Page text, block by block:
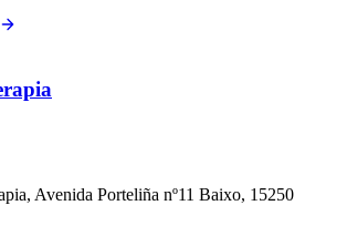
Avenida Porteliña nº11 Baixo, 15250